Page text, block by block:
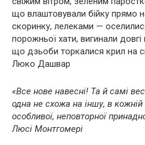
що влаштовували бійку прямо
скоринку, лелеками —
порожньої хати, вигинали
що дзьоби торкалися крил на
Люко Дашвар
«Все нове навесні! Та й самі
одна не схожа на іншу, в
особливої, неповторної
Люсі Монтгомері